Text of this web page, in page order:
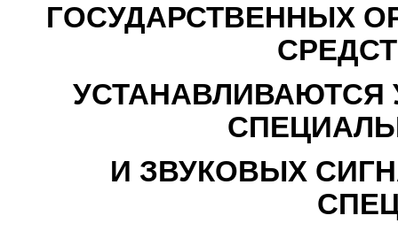
ГОСУДАРСТВЕННЫХ
УСТАНАВЛИВАЮТСЯ
И ЗВУКОВЫХ